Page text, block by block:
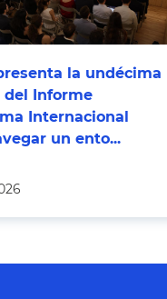
la undécima
del Informe
Internacional
un ento...